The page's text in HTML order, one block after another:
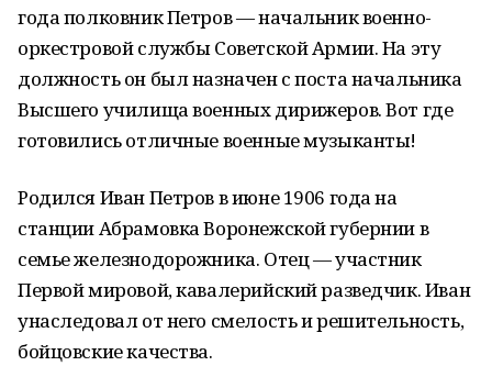
года полковник Петров — начальник военно-
оркестровой службы Советской Армии. На эту
должность он был назначен с поста начальника
Высшего училища военных дирижеров. Вот где
готовились отличные военные музыканты!
Родился Иван Петров в июне 1906 года на
станции Абрамовка Воронежской губернии в
семье железнодорожника. Отец — участник
Первой мировой, кавалерийский разведчик. Иван
унаследовал от него смелость и решительность,
бойцовские качества.